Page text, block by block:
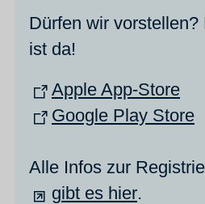
Dürfen wir vorstellen?
ist da!
Apple App-Store
Google Play Store
Alle Infos zur
gibt es hier.